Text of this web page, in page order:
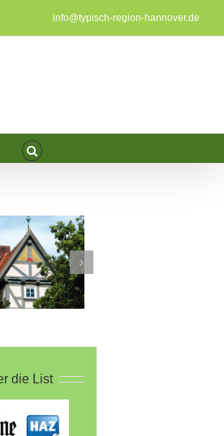
info@typisch-region-hannover.de
die List